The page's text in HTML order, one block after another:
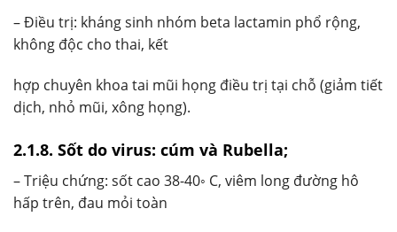
– Điều trị: kháng sinh nhóm beta lactamin phổ rộng,
không độc cho thai, kết
hợp chuyên khoa tai mũi họng điều trị tại chỗ (giảm tiết
dịch, nhỏ mũi, xông họng).
2.1.8. Sốt do virus: cúm và Rubella;
– Triệu chứng: sốt cao 38-40◦ C, viêm long đường hô
hấp trên, đau mỏi toàn